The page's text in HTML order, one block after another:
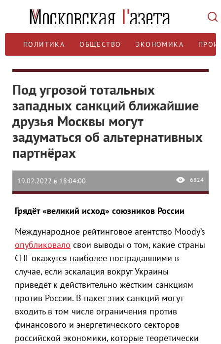
ПОЛИТИКА ОБЩЕСТВО ЭКОНОМИКА
Под угрозой тотальных
западных санкций ближайшие
друзья Москвы могут
задуматься об альтернативных
партнёрах
19.02.2022 в 18:04:00 6824
Грядёт «великий исход» союзников России
Международное рейтинговое агентство Moody’s
опубликовало свои выводы о том, какие страны
СНГ окажутся наиболее пострадавшими в
случае, если эскалация вокруг Украины
приведёт к действительно жёстким санкциям
против России. В пакет этих санкций могут
входить в том числе ограничения против
финансового и энергетического секторов
российской экономики, которые теоретически